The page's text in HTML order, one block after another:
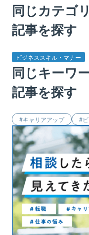
同じカテゴ
記事を探す
ビジネススキル・マナー
同じキーワ
記事を探す
キャリアアップ